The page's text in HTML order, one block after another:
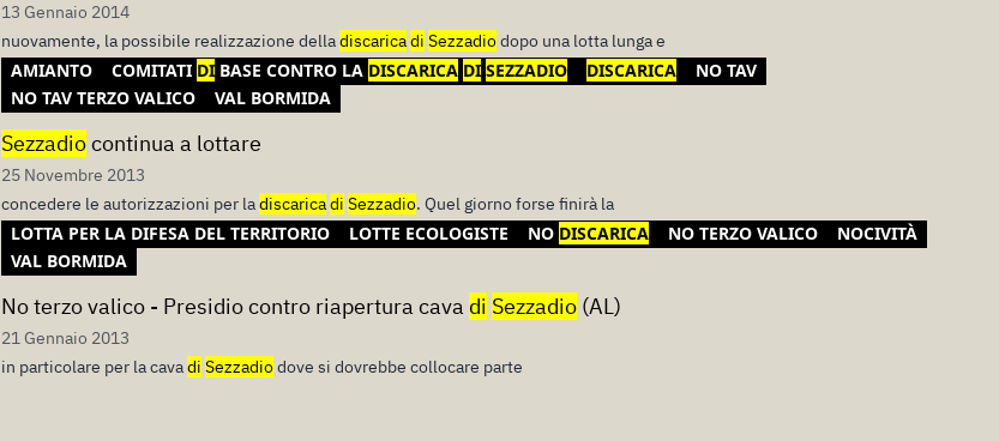
13 Gennaio 2014
nuovamente, la possibile realizzazione delladiscaricadi Sezzadiodopo una lotta lunga e
AMIANTO COMITATI DI BASE CONTRO LA DISCARICA DI SEZZADIO DISCARICA
NO TAV
NO TAV TERZO VALICO
VAL BORMIDA
Sezzadiocontinua a lottare
25 Novembre 2013
concedere le autorizzazioni per ladiscaricadi Sezzadio. Quel giorno forse finirà la
LOTTA PER LA DIFESA DEL TERRITORIO LOTTE ECOLOGISTE NO DISCARICA NO TERZO VALICO
NOCIVITÀ
VAL BORMIDA
No terzo valico - Presidio contro riapertura cava di Sezzadio (AL)
21 Gennaio 2013
in particolare per la cavadi Sezzadiodove si dovrebbe collocare parte